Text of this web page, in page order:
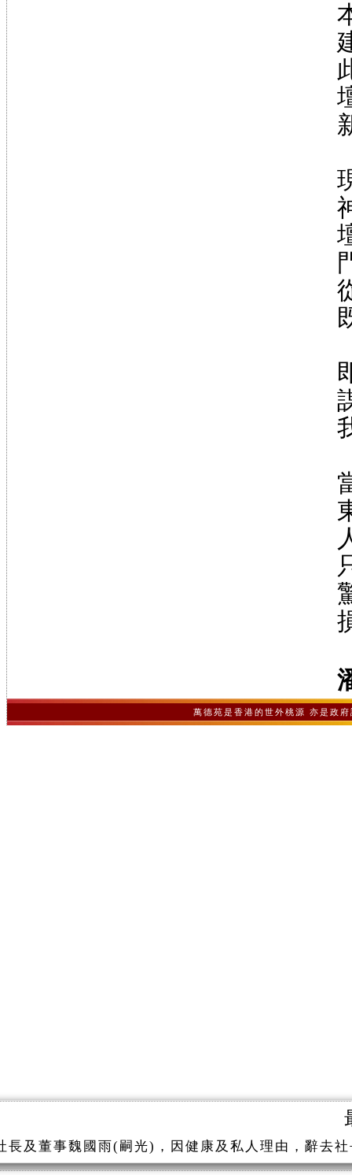
長及董事魏國雨(嗣光)，因健康及私人理由，辭去
萬德苑是香港的世外桃源 亦是